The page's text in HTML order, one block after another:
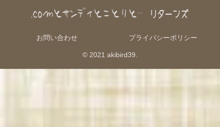
お問い合わせ プライバシーポリシー
© 2021 akibird39.